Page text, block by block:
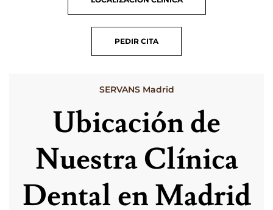
PEDIR CITA
SERVANS Madrid
Ubicación de
Nuestra Clínica
Dental en Madrid